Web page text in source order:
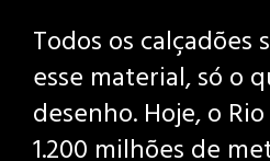
Todos os calçadões
esse material, só o
desenho. Hoje, o
1.200 milhões de